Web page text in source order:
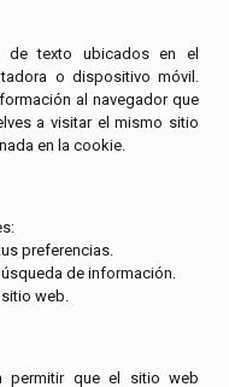
de texto ubicados en el
o dispositivo móvil.
al navegador que
a visitar el mismo sitio
en la cookie.
preferencias.
de información.
sitio web.
permitir que el sitio web